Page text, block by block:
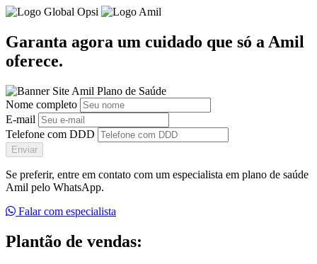
Garanta agora um cuidado que só a Amil
oferece.
Nome completo
E-mail
Telefone com DDD
Enviar
Se preferir, entre em contato com um especialista em plano de saúde
Amil pelo WhatsApp.
Falar com especialista
Plantão de vendas: